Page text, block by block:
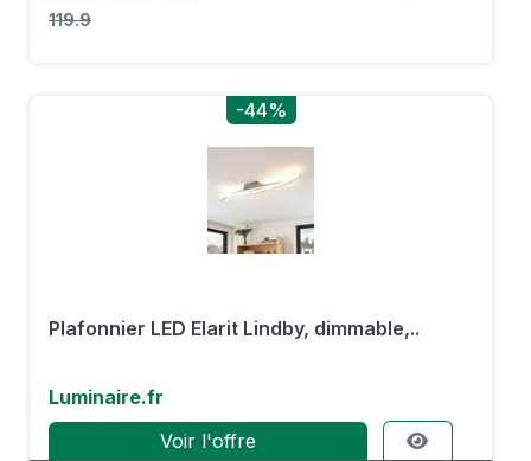
119.9
-44%
Plafonnier LED Elarit Lindby, dimmable,..
Luminaire.fr
Voir l'offre